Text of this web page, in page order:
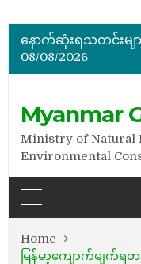
နောက်ဆုံးရသတင်းမျာ
08/08/2026
Myanmar
Ministry of Natural
Environmental
Home
မြန်မာ့ကျောက်မျက်